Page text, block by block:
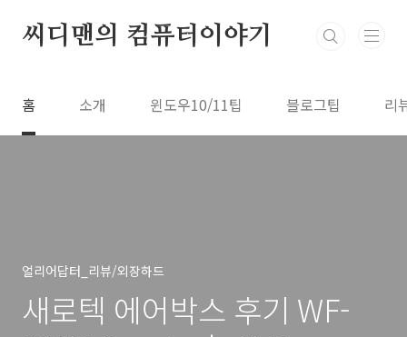
씨디맨의 컴퓨터이야기
홈 소개 윈도우10/11팁 블로그팁 리
얼리어답터_리뷰/외장하드
새로텍 에어박스 후기 WF-